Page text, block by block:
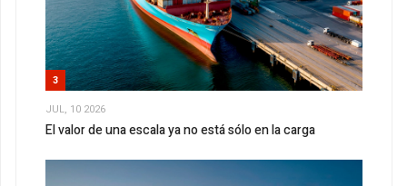
3
JUL, 10 2026
El valor de una escala ya no está sólo en la carga